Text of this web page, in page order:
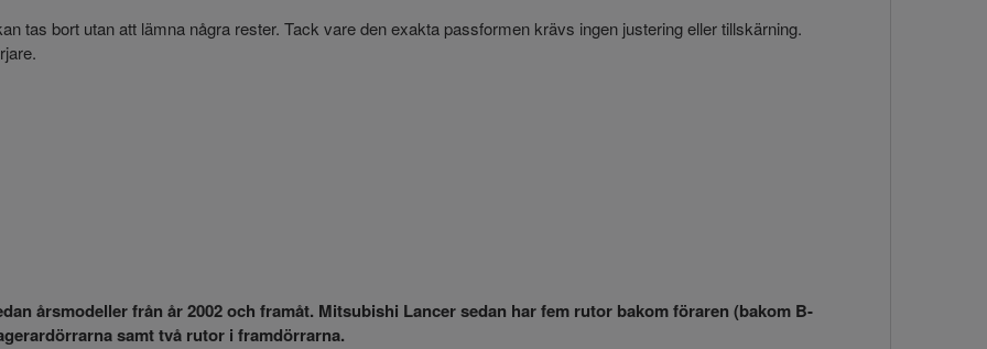
tas bort utan att lämna några rester. Tack vare den exakta passformen krävs ingen justering eller tillskärning.
årsmodeller från år 2002 och framåt. Mitsubishi Lancer sedan har fem rutor bakom föraren (bakom B-
samt två rutor i framdörrarna.